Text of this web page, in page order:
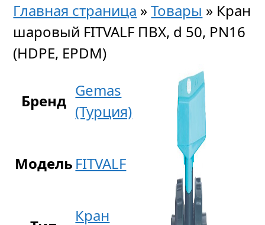
Главная страница »Товары » Кран
шаровый FITVALF ПВХ, d 50, PN16
(HDPE, EPDM)
Бренд
Gemas
(Турция)
Модель FITVALF
Кран